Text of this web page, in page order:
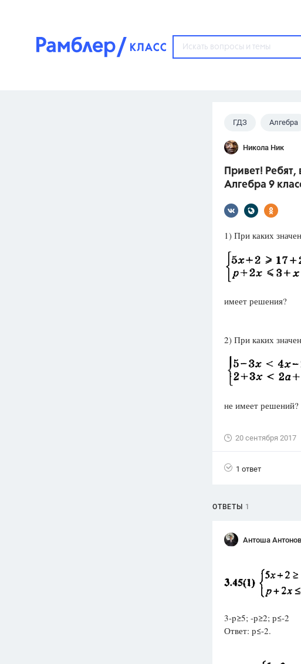
Популярные темы
ГДЗ
ОГЭ
ФИПИ
ответов
Вузы
Spotlight
ответ
ГДЗ Алгебра
Никола Ник
Привет!
Алгебра 9
1) При каких
имеет решения?
2) При каких
не имеет решений?
20 сентября 2017
1 ответ
ОТВЕТЫ 1
Антоша Антонов
3-p≥5; -р≥2; р≤-2
Ответ: р≤-2.